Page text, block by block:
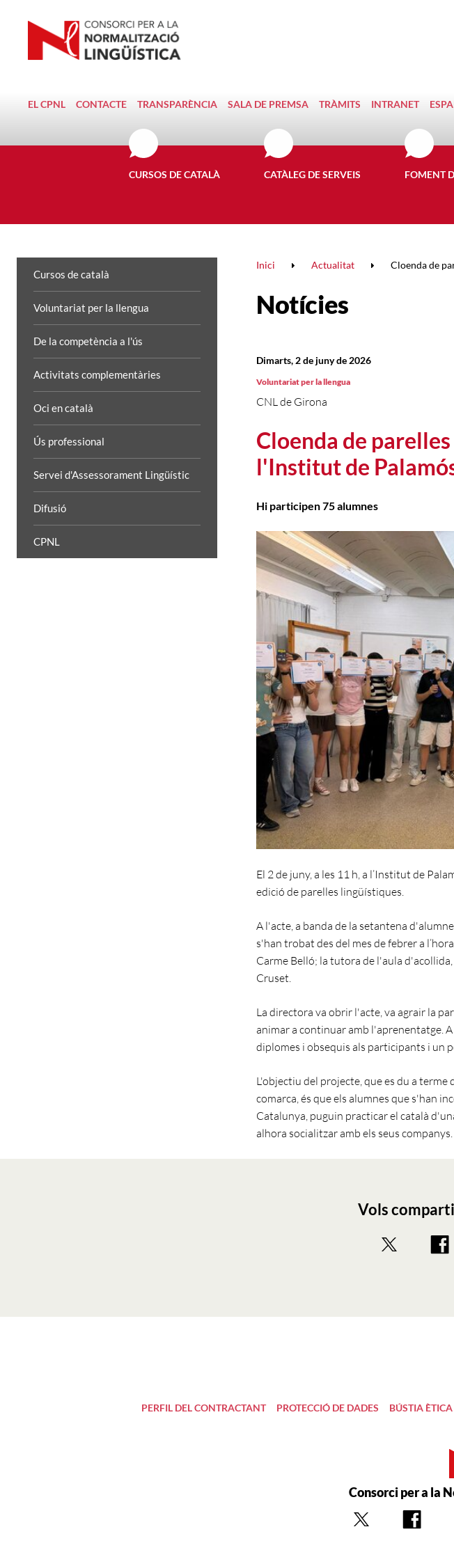
EL CPNL CONTACTE TRANSPARÈNCIA SALA DE PREMSA TRÀMITS INTRANET
CURSOS DE CATALÀ CATÀLEG DE SERVEIS FOMENT
Cursos de català
Voluntariat per la llengua
De la competència a l'ús
Activitats complementàries
Oci en català
Ús professional
Servei d'Assessorament Lingüístic
Difusió
CPNL
Inici Actualitat Cloenda de
Notícies
Cloenda de
l'Institut de
CNL de Girona
Dimarts, 2 de juny de 2026
Voluntariat per la llengua
Hi participen 75 alumnes
El 2 de juny, a les 11 h, a l’Institut de
edició de parelles lingüístiques.
A l'acte, a banda de la setantena
s'han trobat des del mes de febrer a
Carme Belló; la tutora de l'aula
Cruset.
La directora va obrir l'acte, va agrair la
animar a continuar amb l'aprenentatge.
diplomes i obsequis als participants i un
L'objectiu del projecte, que es du a
comarca, és que els alumnes que s'han
Catalunya, puguin practicar el català
alhora socialitzar amb els seus companys.
Vols
PERFIL DEL CONTRACTANT PROTECCIÓ DE DADES BÚSTIA ÈTICA
Consorci per a la